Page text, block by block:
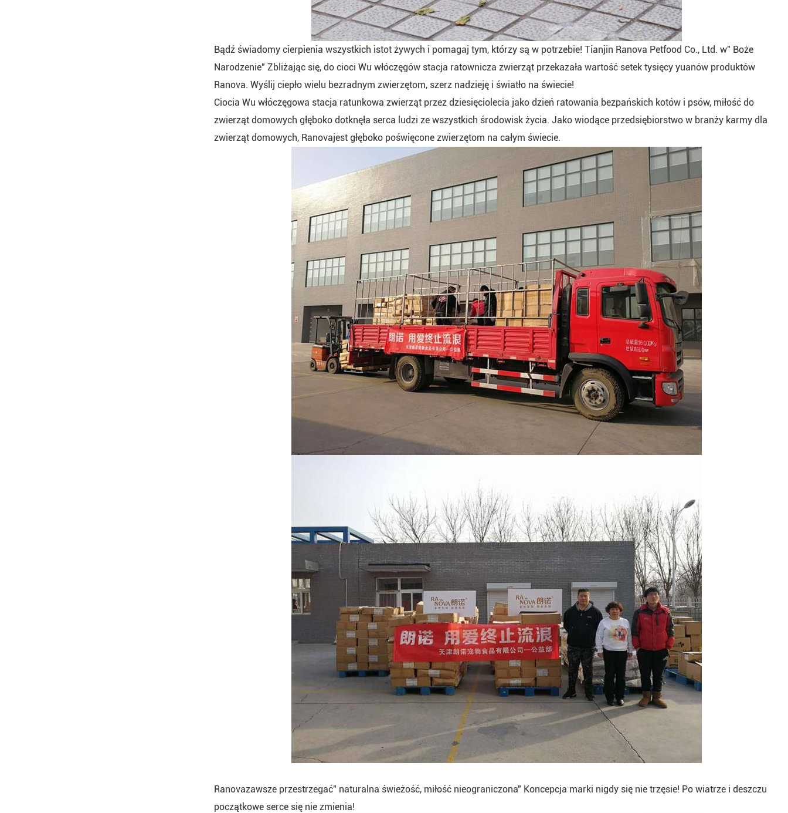
Bądź świadomy cierpienia wszystkich istot żywych i pomagaj tym, którzy są w potrzebie! Tianjin Ranova Petfood Co., Ltd. w" Boże
Narodzenie" Zbliżając się, do cioci Wu włóczęgów stacja ratownicza zwierząt przekazała wartość setek tysięcy yuanów produktów
Ranova. Wyślij ciepło wielu bezradnym zwierzętom, szerz nadzieję i światło na świecie!
Ciocia Wu włóczęgowa stacja ratunkowa zwierząt przez dziesięciolecia jako dzień ratowania bezpańskich kotów i psów, miłość do
zwierząt domowych głęboko dotknęła serca ludzi ze wszystkich środowisk życia. Jako wiodące przedsiębiorstwo w branży karmy dla
zwierząt domowych, Ranovajest głęboko poświęcone zwierzętom na całym świecie.
Ranovazawsze przestrzegać" naturalna świeżość, miłość nieograniczona" Koncepcja marki nigdy się nie trzęsie! Po wiatrze i deszczu
początkowe serce się nie zmienia!